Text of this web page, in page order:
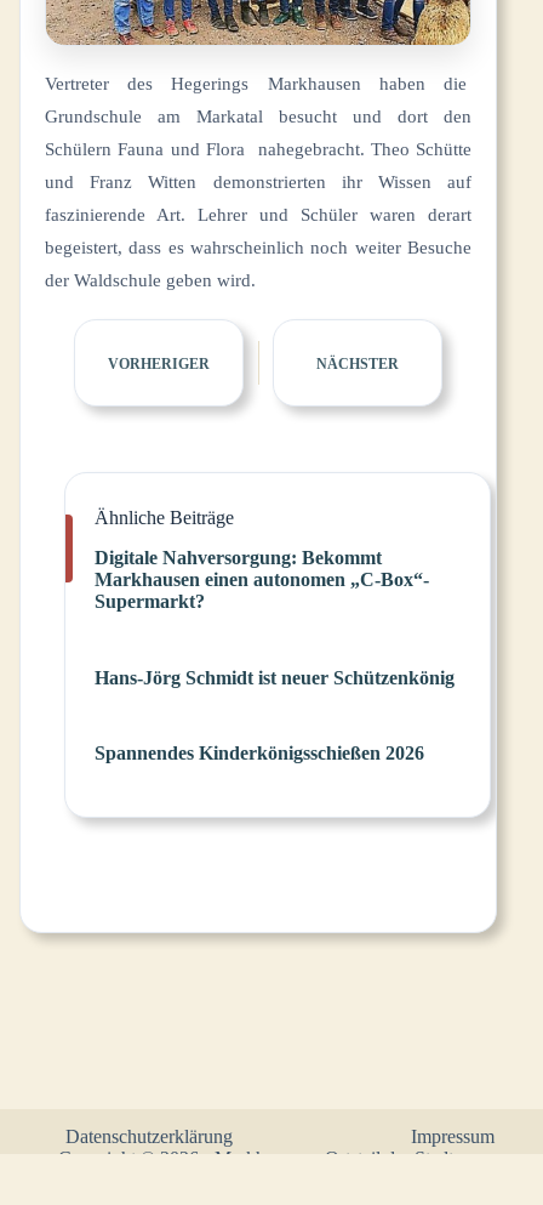
Vertreter des Hegerings Markhausen haben die
Grundschule am Markatal besucht und dort den
Schülern Fauna und Flora nahegebracht. Theo Schütte
und Franz Witten demonstrierten ihr Wissen auf
faszinierende Art. Lehrer und Schüler waren derart
begeistert, dass es wahrscheinlich noch weiter Besuche
der Waldschule geben wird.
VORHERIGER NÄCHSTER
Ähnliche Beiträge
Digitale Nahversorgung: Bekommt
Markhausen einen autonomen „C-Box“-
Supermarkt?
Hans-Jörg Schmidt ist neuer Schützenkönig
Spannendes Kinderkönigsschießen 2026
Datenschutzerklärung
Impressum
Copyright © 2026 - Markhausen - Ortsteil der Stadt